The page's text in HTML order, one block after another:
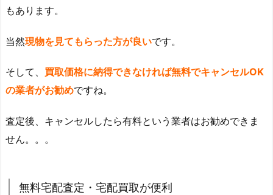
もあります。
当然現物を見てもらった方が良いです。
そして、 買取価格に納得できなければ無料でキャンセルOK
の業者がお勧めですね。
査定後、キャンセルしたら有料という業者はお勧めできま
せん。。。
無料宅配査定・宅配買取が便利